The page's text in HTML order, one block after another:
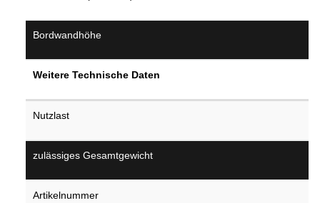
Bordwandhöhe
Weitere Technische Daten
Nutzlast
zulässiges Gesamtgewicht
Artikelnummer